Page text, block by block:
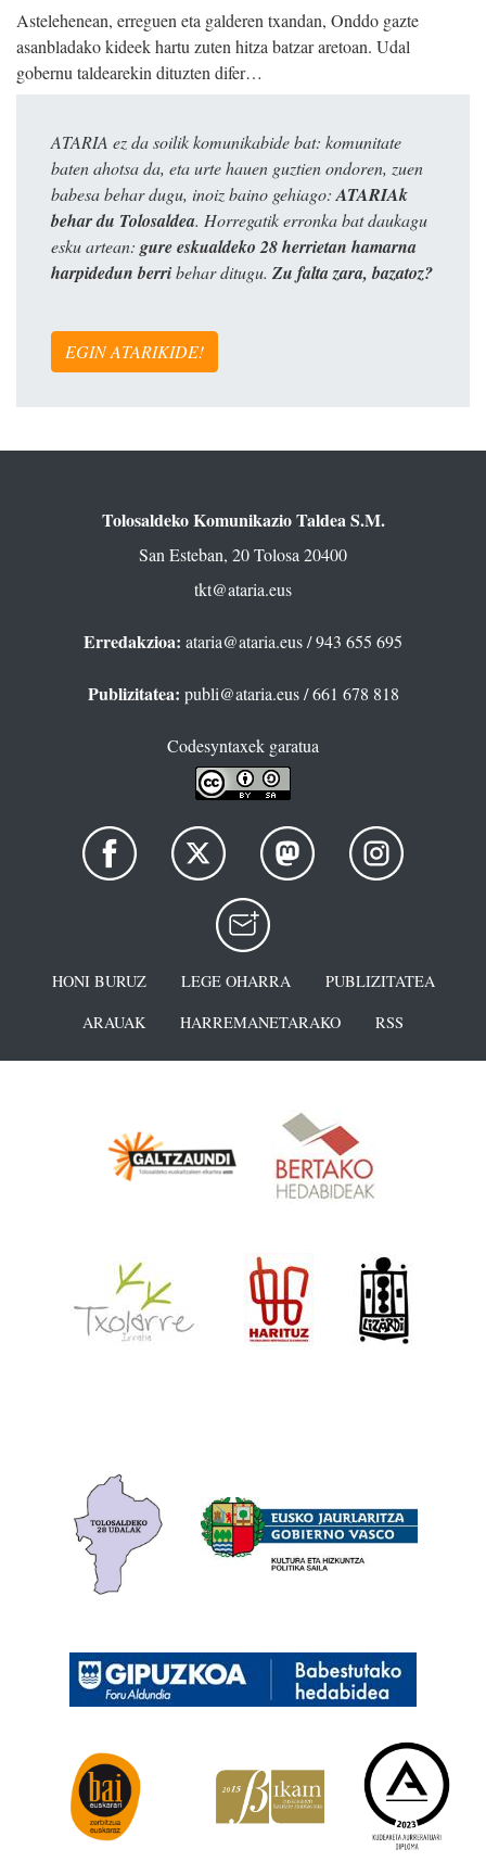
Astelehenean, erreguen eta galderen txandan, Onddo gazte
asanbladako kideek hartu zuten hitza batzar aretoan. Udal
gobernu taldearekin dituzten difer…
ATARIA ez da soilik komunikabide bat: komunitate
baten ahotsa da, eta urte hauen guztien ondoren, zuen
babesa behar dugu, inoiz baino gehiago:ATARIAk
behar du Tolosaldea. Horregatik erronka bat daukagu
esku artean: gure eskualdeko 28 herrietan hamarna
harpidedun berribehar ditugu. Zu falta zara, bazatoz?
EGIN ATARIKIDE!
Tolosaldeko Komunikazio Taldea S.M.
San Esteban, 20 Tolosa 20400
tkt@ataria.eus
Erredakzioa: ataria@ataria.eus/ 943 655 695
Publizitatea: publi@ataria.eus/ 661 678 818
Codesyntaxek garatua
HONI BURUZ LEGE OHARRA
PUBLIZITATEA
ARAUAK
HARREMANETARAKO RSS